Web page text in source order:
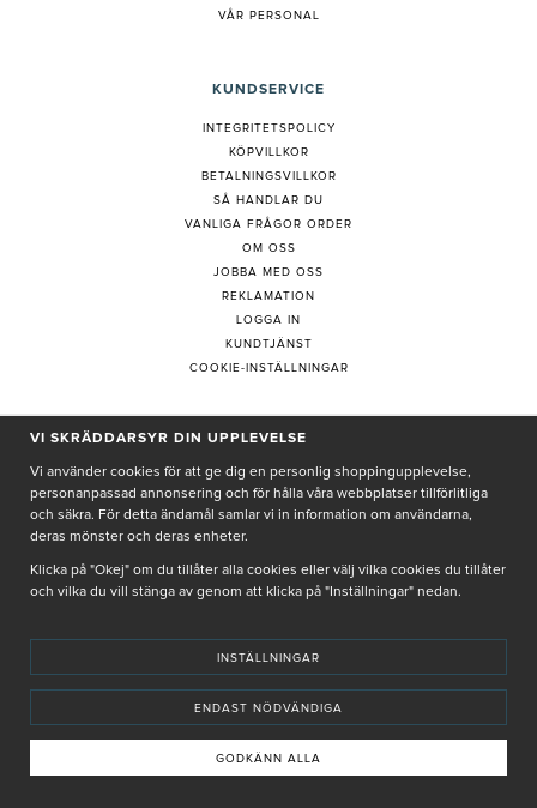
VÅR PERSONAL
KUNDSERVICE
INTEGRITETSPOLICY
KÖPVILLKOR
BETALNINGSVILLKOR
SÅ HANDLAR DU
VANLIGA FRÅGOR ORDER
OM OSS
JOBBA MED OSS
REKLAMATION
LOGGA IN
KUNDTJÄNST
COOKIE-INSTÄLLNINGAR
PRENUMERERA PÅ NYHETSBREV
Genom att ge min e-post, accepterar jag Seth och Sallyintegritetspolicy
De uppgifter du matar in kommer endast användas till våra nyhetsbrev.
INNEHÅLLET OCH REKOMMENDATIONERNA PÅ DENNA SIDA ÄR FRAMTAGNA OCH GRANSKADE
AV VÅRA AUKTORISERADE HUDTERAPEUTER.
VI SKRÄDDARSYR DIN UPPLEVELSE
Vi använder cookies för att ge dig en personlig shoppingupplevelse,
personanpassad annonsering och för hålla våra webbplatser tillförlitliga
och säkra. För detta ändamål samlar vi in information om användarna,
deras mönster och deras enheter.
Klicka på "Okej" om du tillåter alla cookies eller välj vilka cookies du tillåter
och vilka du vill stänga av genom att klicka på "Inställningar" nedan.
INSTÄLLNINGAR
ENDAST NÖDVÄNDIGA
GODKÄNN ALLA